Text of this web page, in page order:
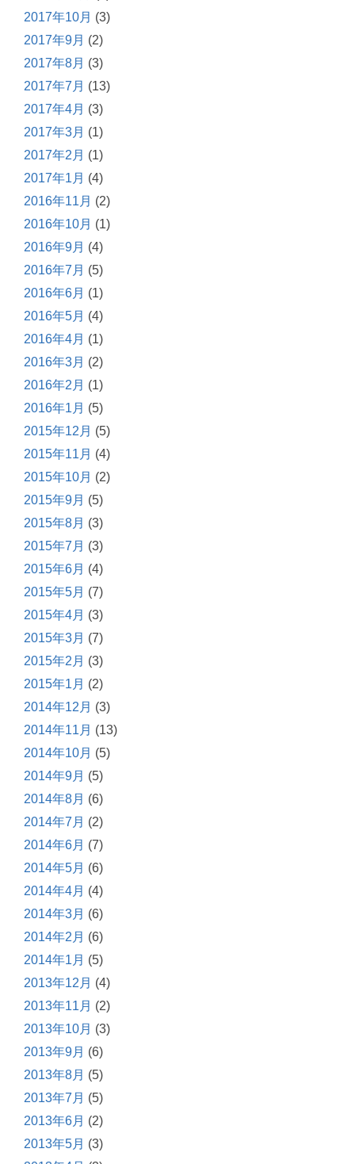
2017年10月 (3)
2017年9月 (2)
2017年8月 (3)
2017年7月 (13)
2017年4月 (3)
2017年3月 (1)
2017年2月 (1)
2017年1月 (4)
2016年11月 (2)
2016年10月 (1)
2016年9月 (4)
2016年7月 (5)
2016年6月 (1)
2016年5月 (4)
2016年4月 (1)
2016年3月 (2)
2016年2月 (1)
2016年1月 (5)
2015年12月 (5)
2015年11月 (4)
2015年10月 (2)
2015年9月 (5)
2015年8月 (3)
2015年7月 (3)
2015年6月 (4)
2015年5月 (7)
2015年4月 (3)
2015年3月 (7)
2015年2月 (3)
2015年1月 (2)
2014年12月 (3)
2014年11月 (13)
2014年10月 (5)
2014年9月 (5)
2014年8月 (6)
2014年7月 (2)
2014年6月 (7)
2014年5月 (6)
2014年4月 (4)
2014年3月 (6)
2014年2月 (6)
2014年1月 (5)
2013年12月 (4)
2013年11月 (2)
2013年10月 (3)
2013年9月 (6)
2013年8月 (5)
2013年7月 (5)
2013年6月 (2)
2013年5月 (3)